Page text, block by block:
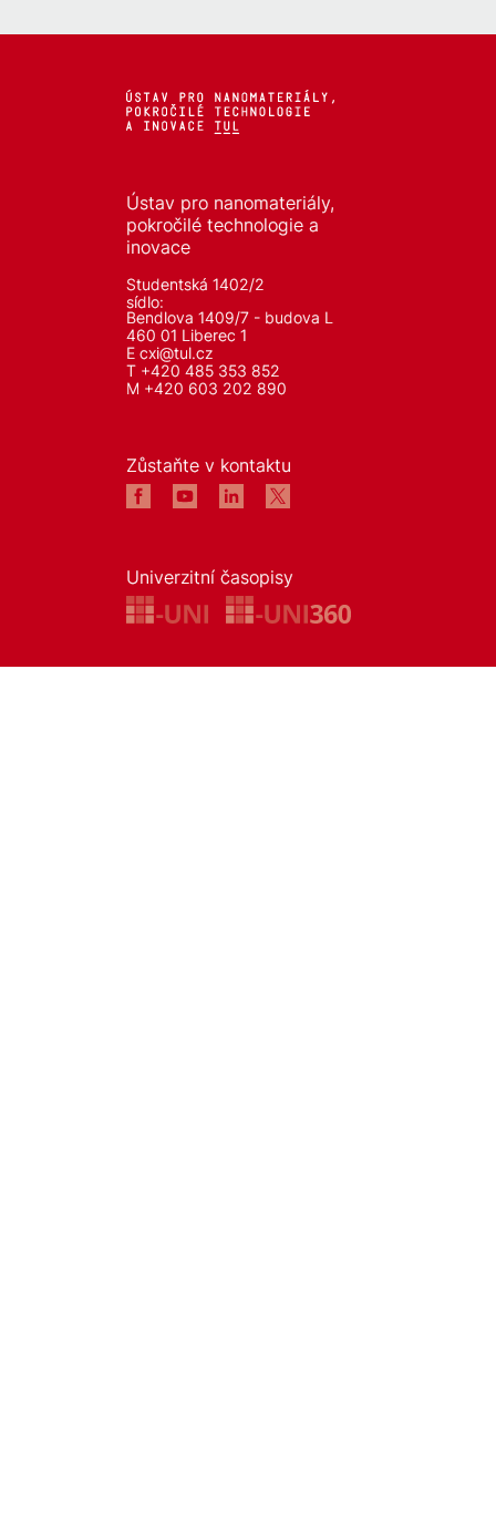
Ústav pro nanomateriály,
pokročilé technologie a
inovace
Studentská 1402/2
sídlo:
Bendlova 1409/7 - budova L
460 01 Liberec 1
E cxi@tul.cz
T +420 485 353 852
M +420 603 202 890
Zůstaňte v kontaktu
Univerzitní časopisy